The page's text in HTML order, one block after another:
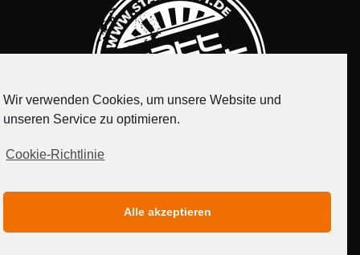
MEDIADATEN
Wir verwenden Cookies, um unsere Website und
unseren Service zu optimieren.
Cookie-Richtlinie
Alle akzeptieren